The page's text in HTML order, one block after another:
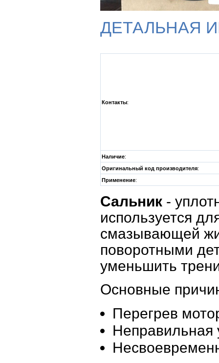
ДЕТАЛЬНАЯ
Контакты:
Наличие:
Оригинальный код производителя:
Применение:
Сальник -
используется
смазывающей
поворотными
уменьшить
Основные
Перегрев
Неправильная